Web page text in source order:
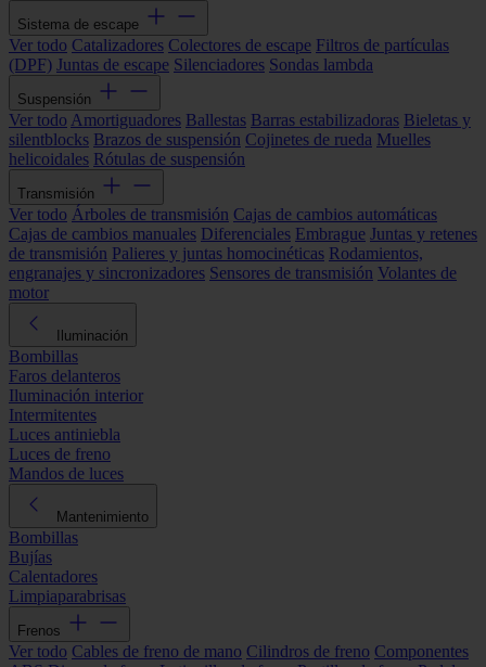
Sistema de escape
Ver todo Catalizadores Colectores de escape Filtros de partículas
(DPF) Juntas de escape Silenciadores Sondas lambda
Suspensión
Ver todo Amortiguadores Ballestas Barras estabilizadoras Bieletas y
silentblocks Brazos de suspensión Cojinetes de rueda Muelles
helicoidales Rótulas de suspensión
Transmisión
Ver todo Árboles de transmisión Cajas de cambios automáticas
Cajas de cambios manuales Diferenciales Embrague Juntas y retenes
de transmisión Palieres y juntas homocinéticas Rodamientos,
engranajes y sincronizadores Sensores de transmisión Volantes de
motor
Iluminación
Bombillas
Faros delanteros
Iluminación interior
Intermitentes
Luces antiniebla
Luces de freno
Mandos de luces
Mantenimiento
Bombillas
Bujías
Calentadores
Limpiaparabrisas
Frenos
Ver todo Cables de freno de mano Cilindros de freno Componentes